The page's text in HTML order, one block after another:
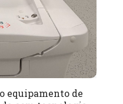
equipamento de